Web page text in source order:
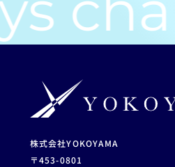
株式会社YOKOYAMA
〒453-0801